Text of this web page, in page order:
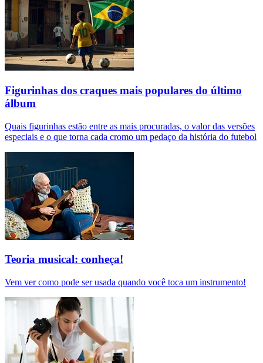
Figurinhas dos craques mais populares do último
álbum
Quais figurinhas estão entre as mais procuradas, o valor das versões
especiais e o que torna cada cromo um pedaço da história do futebol
Teoria musical: conheça!
Vem ver como pode ser usada quando você toca um instrumento!